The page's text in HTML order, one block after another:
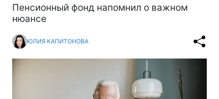
Пенсионный фонд напомнил о важном
нюансе
ЮЛИЯ КАПИТОНОВА